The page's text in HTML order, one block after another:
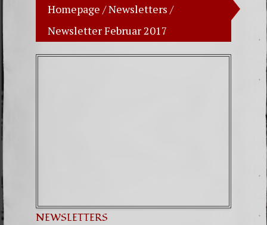
Homepage /Newsletters /
Newsletter Februar 2017
NEWSLETTERS